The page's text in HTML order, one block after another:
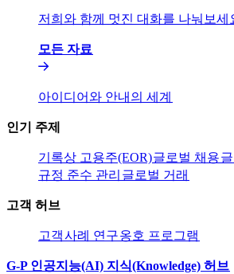
저희와 함께 멋진 대화를 나눠보세
모든 자료​​
아이디어와 안내의 세계​​
인기 주제​​
기록상 고용주(EOR)​​글로벌 채용​​
규정 준수 관리​​ 글로벌 거래​​
고객 허브​​
고객​​사례 연구​​옹호 프로그램​​
G-P 인공지능(AI) 지식(Knowledge) 허브​​